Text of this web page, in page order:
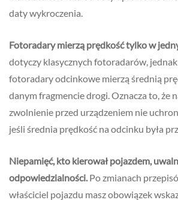
daty wykroczenia.
Fotoradary mierzą prędkość tylko w
dotyczy klasycznych fotoradarów,
fotoradary odcinkowe mierzą średnią
danym fragmencie drogi. Oznacza to, że
zwolnienie przed urządzeniem nie
jeśli średnia prędkość na odcinku była
Niepamięć, kto kierował pojazdem,
odpowiedzialności. Po zmianach
właściciel pojazdu masz obowiązek